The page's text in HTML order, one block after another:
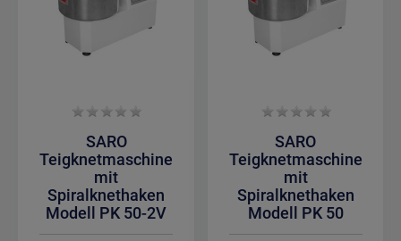
SARO
Teigknetmaschine
mit
Spiralknethaken
Modell PK 50-2V
SARO
Teigknetmaschine
mit
Spiralknethaken
Modell PK 50